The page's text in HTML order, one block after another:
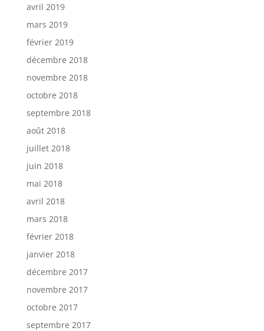
avril 2019
mars 2019
février 2019
décembre 2018
novembre 2018
octobre 2018
septembre 2018
août 2018
juillet 2018
juin 2018
mai 2018
avril 2018
mars 2018
février 2018
janvier 2018
décembre 2017
novembre 2017
octobre 2017
septembre 2017